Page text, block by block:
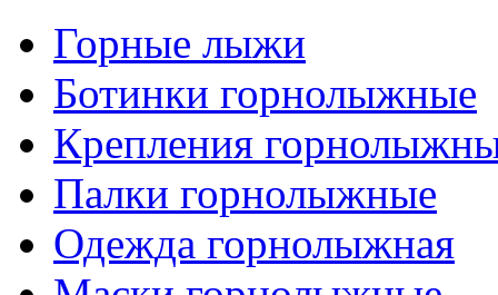
Горные лыжи
Ботинки горнолыжные
Крепления
Палки горнолыжные
Одежда горнолыжная